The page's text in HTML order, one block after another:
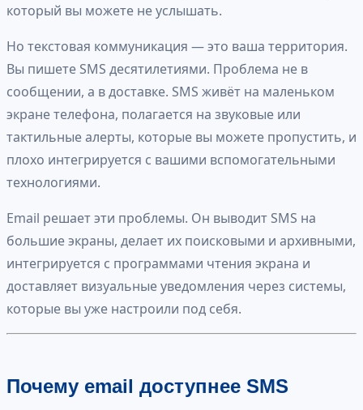
который вы можете не услышать.
Но текстовая коммуникация — это ваша территория.
Вы пишете SMS десятилетиями. Проблема не в
сообщении, а в доставке. SMS живёт на маленьком
экране телефона, полагается на звуковые или
тактильные алерты, которые вы можете пропустить, и
плохо интегрируется с вашими вспомогательными
технологиями.
Email решает эти проблемы. Он выводит SMS на
большие экраны, делает их поисковыми и архивными,
интегрируется с программами чтения экрана и
доставляет визуальные уведомления через системы,
которые вы уже настроили под себя.
Почему email доступнее SMS